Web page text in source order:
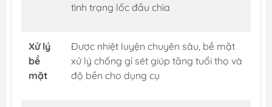
tình trạng lốc đầu chìa
Xử lý
bề
mặt
Được nhiệt luyện chuyên sâu, bề mặt
xử lý chống gỉ sét giúp tăng tuổi thọ và
độ bền cho dụng cụ